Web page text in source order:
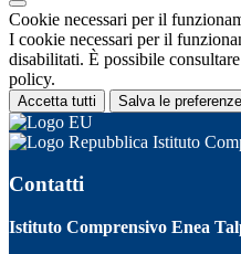
Cookie necessari per il
I cookie necessari per il
disabilitati. È possibile
policy.
Accetta tutti Salva le preferenze
Istituto
Contatti
Istituto Comprensivo Enea